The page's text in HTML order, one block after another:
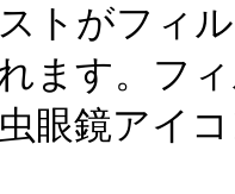
トがフィ
ます。フ
眼鏡アイ